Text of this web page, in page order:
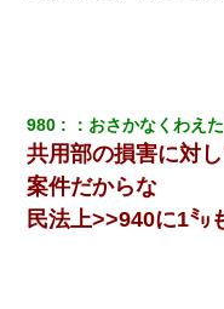
近所のお寺に住み込みで
た。ある日、オッサンが
走り回っていて…
32歳ワイ、34歳の可愛い
980 ： おさかなくわえ
共用部の損害に対
案件だからな
民法上>>940に1㍉